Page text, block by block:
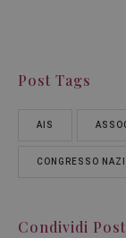
Post Tags
AIS
CONGRESSO
Condividi Post